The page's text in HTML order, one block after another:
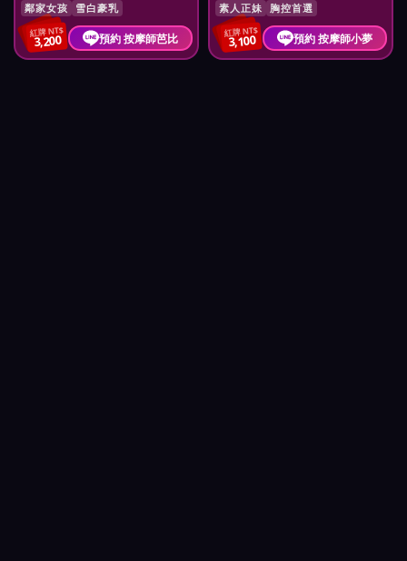
鄰家女孩 雪白豪乳
紅牌 NT$
3,200 預約 按摩師芭比
素人正妹 胸控首選
紅牌 NT$
3,100 預約 按摩師小夢